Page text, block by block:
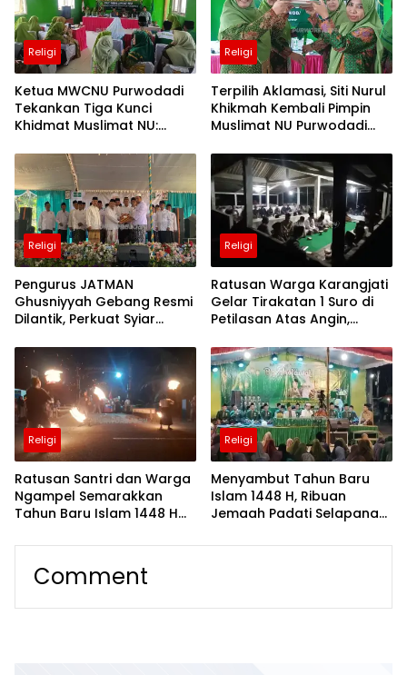
purworejo
hari ini
Berita
Purworejo
Terkini
berita
terkini
purworejo
Religi
Ketua MWCNU Purwodadi
Tekankan Tiga Kunci
Khidmat Muslimat NU:
Religi
Terpilih Aklamasi, Siti Nurul
Khikmah Kembali Pimpin
Muslimat NU Purwodadi
Religi
Pengurus JATMAN
Ghusniyyah Gebang Resmi
Dilantik, Perkuat Syiar
Umat
Religi
Ratusan Warga Karangjati
Gelar Tirakatan 1 Suro di
Petilasan Atas Angin,
Doakan Leluhur
Religi
Ratusan Santri dan Warga
Ngampel Semarakkan
Tahun Baru Islam 1448 H
Obor
Religi
Menyambut Tahun Baru
Islam 1448 H, Ribuan
Jemaah Padati Selapanan
Joglo Aula Tahfidhul
Comment